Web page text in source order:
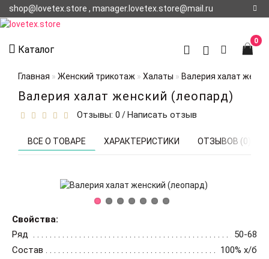
shop@lovetex.store , manager.lovetex.store@mail.ru
О НАС
О
ДОСТАВКЕ
Каталог
0
Главная Женский трикотаж Халаты Валерия халат
Валерия халат женский (леопард)
Отзывы: 0 /Написать отзыв
ВСЕ О ТОВАРЕ ХАРАКТЕРИСТИКИ ОТЗЫВОВ (0)
Свойства:
Ряд
50-68
Состав
100% х/б